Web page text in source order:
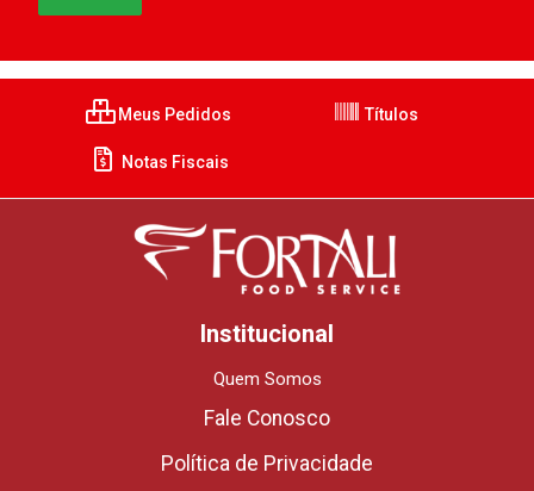
Meus Pedidos Títulos
Notas Fiscais
Institucional
Quem Somos
Fale Conosco
Política de Privacidade